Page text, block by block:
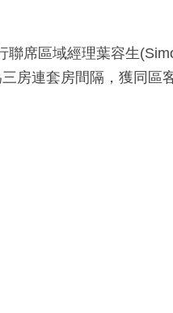
席區域經理葉容生
房連套房間隔，獲同區